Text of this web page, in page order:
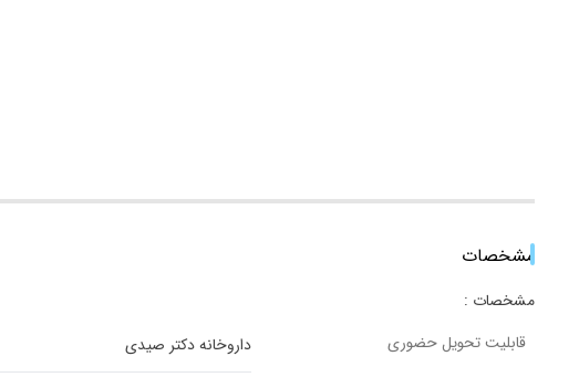
مشخصات
مشخصات :
قابلیت تحویل حضوری
داروخانه دکتر صیدی